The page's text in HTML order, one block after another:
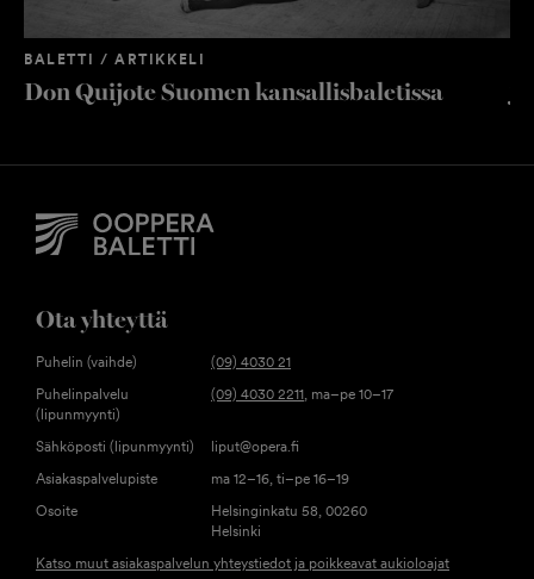
BALETTI / ARTIKKELI
Don Quijote Suomen kansallisbaletissa
Ota yhteyttä
Puhelin (vaihde)
(09) 4030 21
Puhelinpalvelu
(lipunmyynti)
(09) 4030 2211, ma–pe 10–17
Sähköposti (lipunmyynti)
liput@opera.fi
Asiakaspalvelupiste
ma 12–16, ti–pe 16–19
Osoite
Helsinginkatu 58, 00260
Helsinki
Katso muut asiakaspalvelun yhteystiedot ja poikkeavat aukioloajat